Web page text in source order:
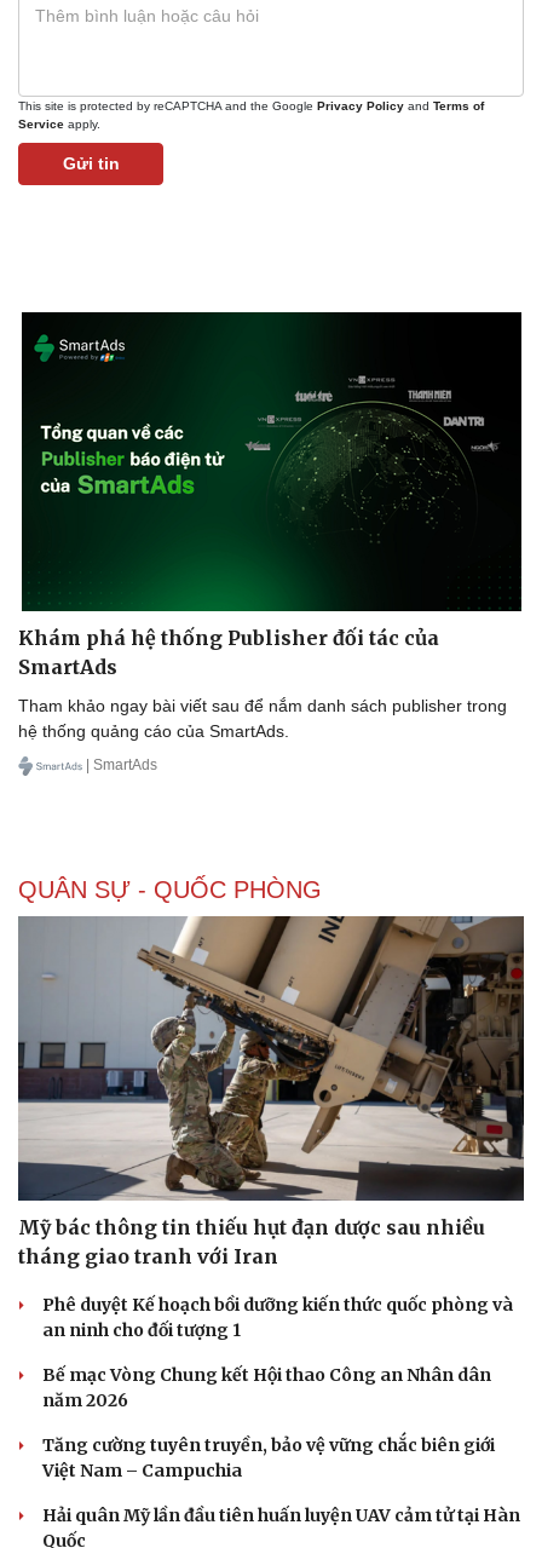
Tỷ giá
Pháp luật
Tin nóng
Tư vấn luật
Việt Nam
This site is protected by reCAPTCHA and the Google Privacy Policy and Terms of
Service apply.
Gửi tin
Khám phá hệ thống Publisher đối tác của
SmartAds
Tham khảo ngay bài viết sau để nắm danh sách publisher trong
hệ thống quảng cáo của SmartAds.
| SmartAds
QUÂN SỰ - QUỐC PHÒNG
Mỹ bác thông tin thiếu hụt đạn dược sau nhiều
tháng giao tranh với Iran
Phê duyệt Kế hoạch bồi dưỡng kiến thức quốc phòng và
an ninh cho đối tượng 1
Bế mạc Vòng Chung kết Hội thao Công an Nhân dân
năm 2026
Tăng cường tuyên truyền, bảo vệ vững chắc biên giới
Việt Nam – Campuchia
Hải quân Mỹ lần đầu tiên huấn luyện UAV cảm tử tại Hàn
Quốc